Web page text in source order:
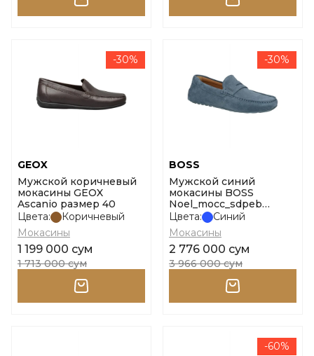
-30%
GEOX
Мужской коричневый
мокасины GEOX
Ascanio размер 40
Цвета:
Коричневый
Мокасины
1 199 000 сум
1 713 000 сум
-30%
BOSS
Мужской синий
мокасины BOSS
Noel_mocc_sdpeb
10247967 01 размер 43
Цвета:
Синий
Мокасины
2 776 000 сум
3 966 000 сум
-60%